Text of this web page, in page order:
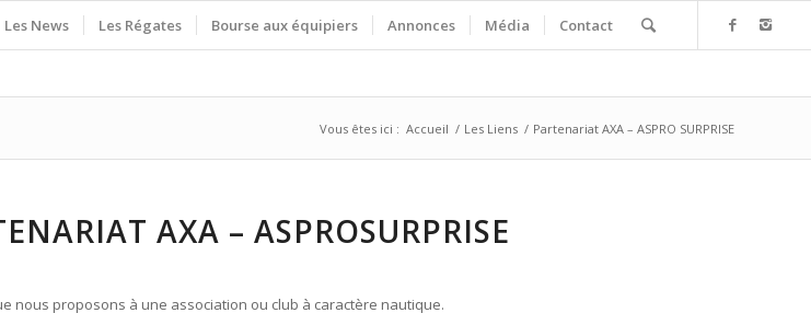
Les News Les Régates Bourse aux équipiers Annonces Média Contact
Vous êtes ici : Accueil / Les Liens / Partenariat AXA – ASPRO SURPRISE
AXA – ASPROSURPRISE
nous proposons à une association ou club à caractère nautique.